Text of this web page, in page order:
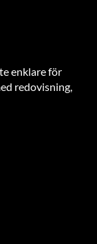
enklare för
redovisning,